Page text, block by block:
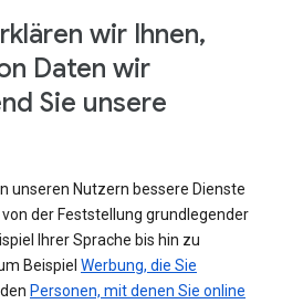
wir Ihnen,
Daten wir
Sie unsere
unseren Nutzern bessere Dienste
der Feststellung grundlegender
Ihrer Sprache bis hin zu
Beispiel Werbung, die Sie
Personen, mit denen Sie online